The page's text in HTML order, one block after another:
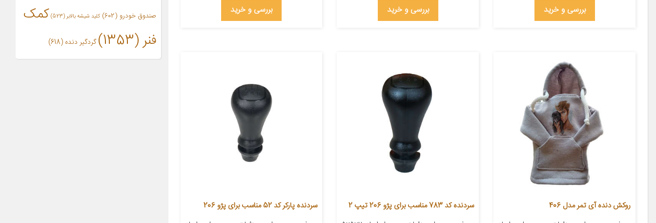
بررسی و خرید بررسی و خرید بررسی و خرید
روکش دنده آی تمر مدل 406
سردنده کد 783 مناسب برای پژو 206 تیپ 2
سردنده پارکر کد 52 مناسب برای پژو 206
صندوق خودرو (602) کلید شیشه بالابر(523)
کمک
فنر(1353) گردگیر دنده (618)